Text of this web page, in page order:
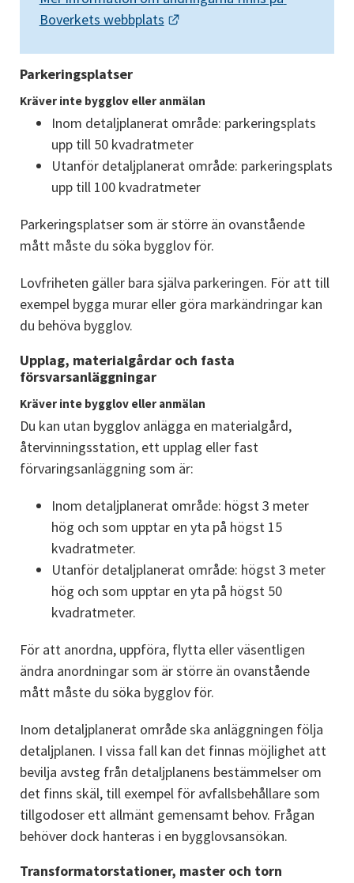
Boverkets webbplats
Länk till annan webbplats.
Parkeringsplatser
Kräver inte bygglov eller anmälan
Inom detaljplanerat område: parkeringsplats
upp till 50 kvadratmeter
Utanför detaljplanerat område: parkeringsplats
upp till 100 kvadratmeter
Parkeringsplatser som är större än ovanstående
mått måste du söka bygglov för.
Lovfriheten gäller bara själva parkeringen. För att till
exempel bygga murar eller göra markändringar kan
du behöva bygglov.
Upplag, materialgårdar och fasta
försvarsanläggningar
Kräver inte bygglov eller anmälan
Du kan utan bygglov anlägga en materialgård,
återvinningsstation, ett upplag eller fast
förvaringsanläggning som är:
Inom detaljplanerat område: högst 3 meter
hög och som upptar en yta på högst 15
kvadratmeter.
Utanför detaljplanerat område: högst 3 meter
hög och som upptar en yta på högst 50
kvadratmeter.
För att anordna, uppföra, flytta eller väsentligen
ändra anordningar som är större än ovanstående
mått måste du söka bygglov för.
Inom detaljplanerat område ska anläggningen följa
detaljplanen. I vissa fall kan det finnas möjlighet att
bevilja avsteg från detaljplanens bestämmelser om
det finns skäl, till exempel för avfallsbehållare som
tillgodoser ett allmänt gemensamt behov. Frågan
behöver dock hanteras i en bygglovsansökan.
Transformatorstationer, master och torn